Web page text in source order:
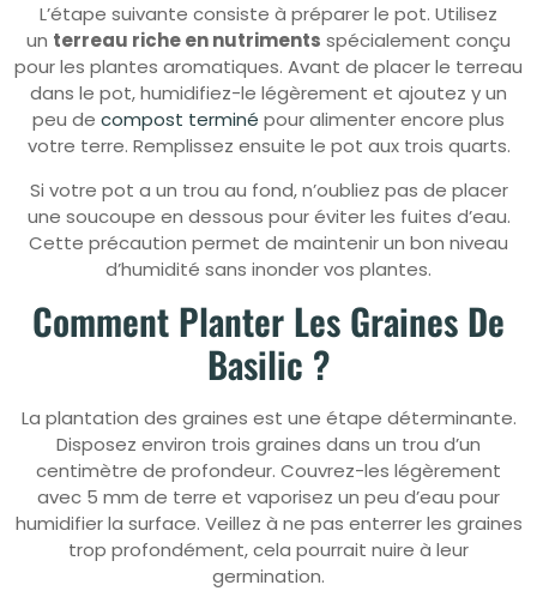
L’étape suivante consiste à préparer le pot. Utilisez
un terreau riche en nutriments spécialement conçu
pour les plantes aromatiques. Avant de placer le terreau
dans le pot, humidifiez-le légèrement et ajoutez y un
peu de compost terminé pour alimenter encore plus
votre terre. Remplissez ensuite le pot aux trois quarts.
Si votre pot a un trou au fond, n’oubliez pas de placer
une soucoupe en dessous pour éviter les fuites d’eau.
Cette précaution permet de maintenir un bon niveau
d’humidité sans inonder vos plantes.
Comment Planter Les Graines De
Basilic ?
La plantation des graines est une étape déterminante.
Disposez environ trois graines dans un trou d’un
centimètre de profondeur. Couvrez-les légèrement
avec 5 mm de terre et vaporisez un peu d’eau pour
humidifier la surface. Veillez à ne pas enterrer les graines
trop profondément, cela pourrait nuire à leur
germination.